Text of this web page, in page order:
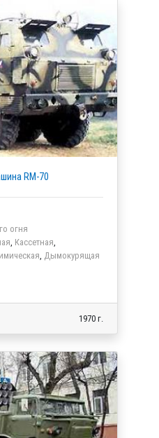
RM-70
огня
Кассетная
Дымокурящая
1970 г.